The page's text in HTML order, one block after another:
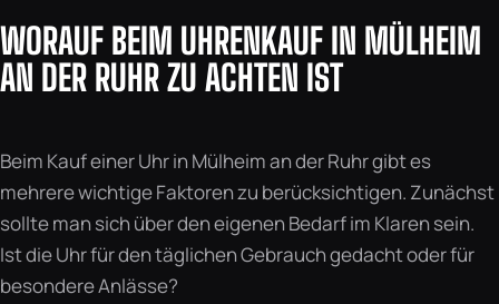
WORAUF BEIM UHRENKAUF IN MÜLHEIM
AN DER RUHR ZU ACHTEN IST
Beim Kauf einer Uhr in Mülheim an der Ruhr gibt es
mehrere wichtige Faktoren zu berücksichtigen. Zunächst
sollte man sich über den eigenen Bedarf im Klaren sein.
Ist die Uhr für den täglichen Gebrauch gedacht oder für
besondere Anlässe?